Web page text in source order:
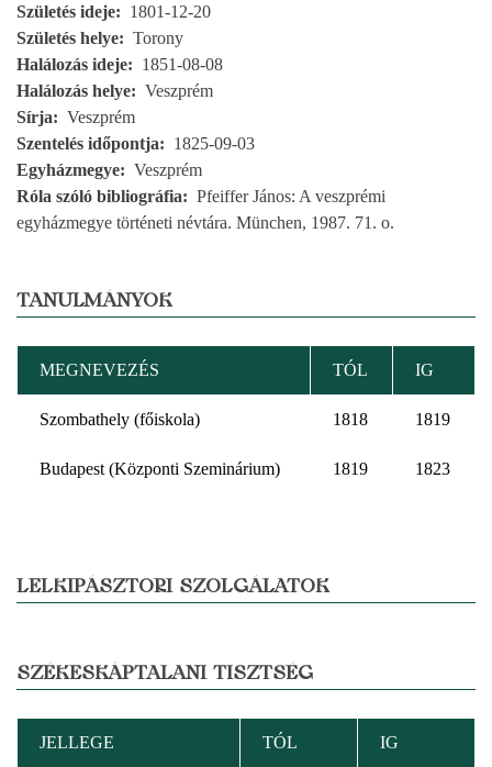
Születés ideje
1801-12-20
Születés helye
Torony
Halálozás ideje
1851-08-08
Halálozás helye
Veszprém
Sírja
Veszprém
Szentelés időpontja
1825-09-03
Egyházmegye
Veszprém
Róla szóló bibliográfia
Pfeiffer János: A veszprémi
egyházmegye történeti névtára. München, 1987. 71. o.
TANULMÁNYOK
MEGNEVEZÉS TÓL IG
Szombathely (főiskola) 1818 1819
Budapest (Központi Szeminárium) 1819 1823
LELKIPÁSZTORI SZOLGÁLATOK
SZÉKESKÁPTALANI TISZTSÉG
JELLEGE TÓL IG